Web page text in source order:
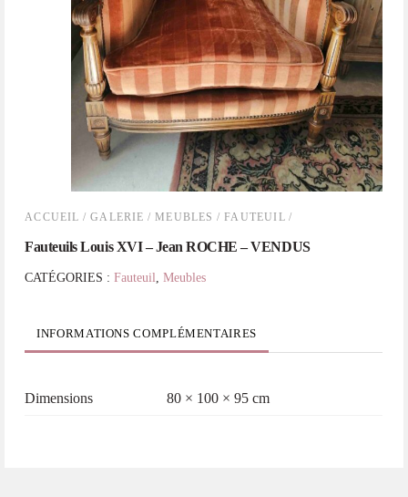
ACCUEIL /GALERIE /MEUBLES /FAUTEUIL/
Fauteuils Louis XVI – Jean ROCHE – VENDUS
CATÉGORIES :Fauteuil ,Meubles
INFORMATIONS COMPLÉMENTAIRES
Dimensions 80 × 100 × 95 cm